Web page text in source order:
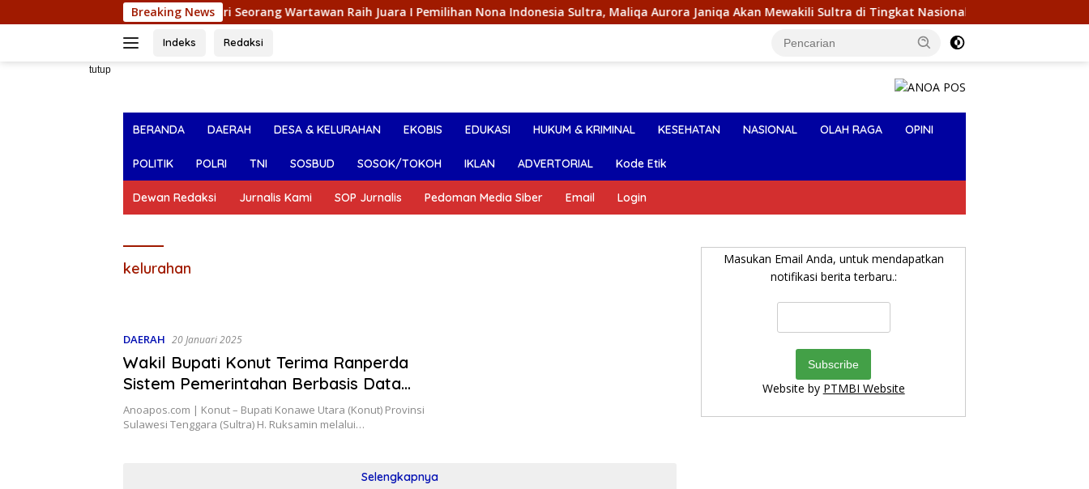
ke
Breaking News
Putri Seorang Wartawan ‎Raih Juara I Pemilihan Nona Indonesia Sultra, Maliqa Aurora Janiqa Akan Mewakili Sultra di Tingkat Nasional Pada Pemilihan NONA Indonesia
Indeks Redaksi
tutup
BERANDA DAERAH DESA & KELURAHAN EKOBIS EDUKASI HUKUM & KRIMINAL KESEHATAN NASIONAL OLAH RAGA OPINI
POLITIK POLRI TNI SOSBUD SOSOK/TOKOH IKLAN ADVERTORIAL Kode Etik
Dewan Redaksi Jurnalis Kami SOP Jurnalis Pedoman Media Siber Email Login
kelurahan
DAERAH 20 Januari 2025
Wakil Bupati Konut Terima Ranperda
Sistem Pemerintahan Berbasis Data
Desa dan Kelurahan Presisi
Anoapos.com | Konut – Bupati Konawe Utara (Konut) Provinsi
Sulawesi Tenggara (Sultra) H. Ruksamin melalui…
Selengkapnya
Masukan Email Anda, untuk mendapatkan
notifikasi berita terbaru.:
Website by PTMBI Website